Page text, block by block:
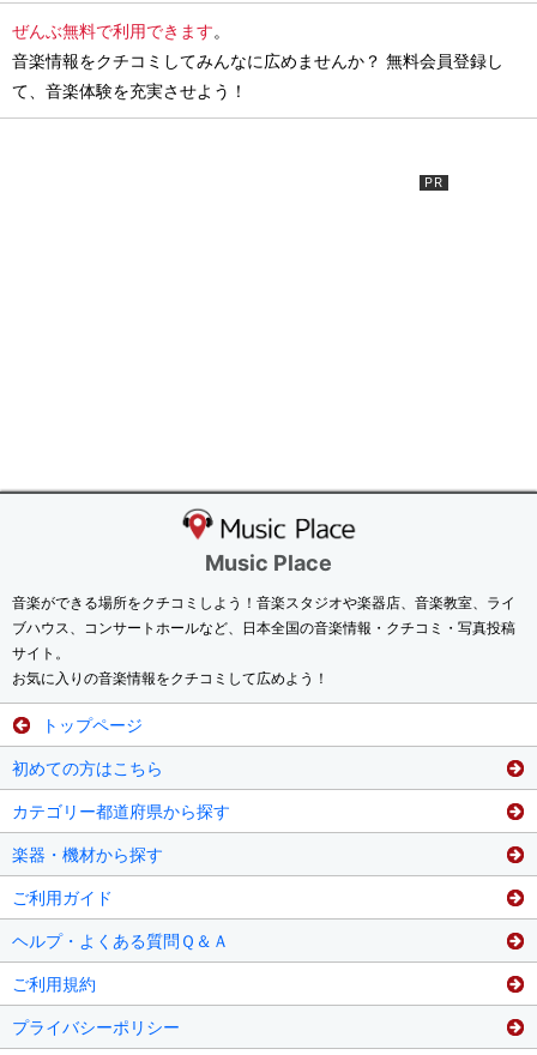
ぜんぶ無料で利用できます。
音楽情報をクチコミしてみんなに広めませんか？ 無料会員登録し
て、音楽体験を充実させよう！
Music Place
音楽ができる場所をクチコミしよう！音楽スタジオや楽器店、音楽教室、ライ
ブハウス、コンサートホールなど、日本全国の音楽情報・クチコミ・写真投稿
サイト。
お気に入りの音楽情報をクチコミして広めよう！
トップページ
初めての方はこちら
カテゴリー都道府県から探す
楽器・機材から探す
ご利用ガイド
ヘルプ・よくある質問Ｑ＆Ａ
ご利用規約
プライバシーポリシー